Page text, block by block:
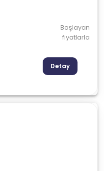
Başlayan
fiyatlarla
Detay